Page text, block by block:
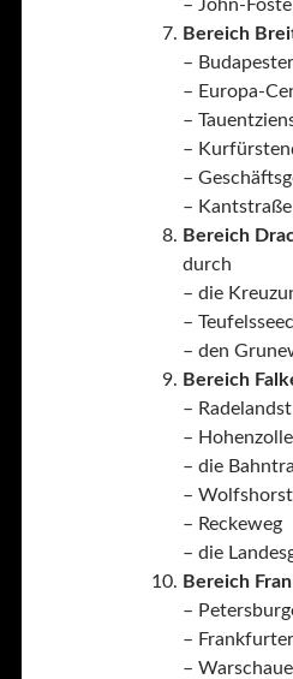
– John-
Bereich
–
– Europa-
–
–
–
– Kantstraße
Bereich
durch
– die
–
– den
Bereich
–
–
– die
– Wolfshorst
– Reckeweg
– die
Bereich
–
–
–